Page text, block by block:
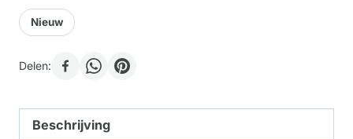
(Set)
aantal
Nieuw
Delen:
Beschrijving